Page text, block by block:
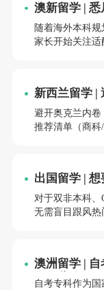
配多条差异化就
澳新留学 |
项目优势解
随着海外本科
家长开始关注适
新西兰留学 | 避开奥克兰内卷！新西兰怀卡托
大学真实测
媒/教育一文
避开奥克兰内
推荐清单（商科
出国留学 |
家，GPA80
对于双非本科、
无需盲目跟风
澳洲留学 |
有哪些路径？
自考专科作为